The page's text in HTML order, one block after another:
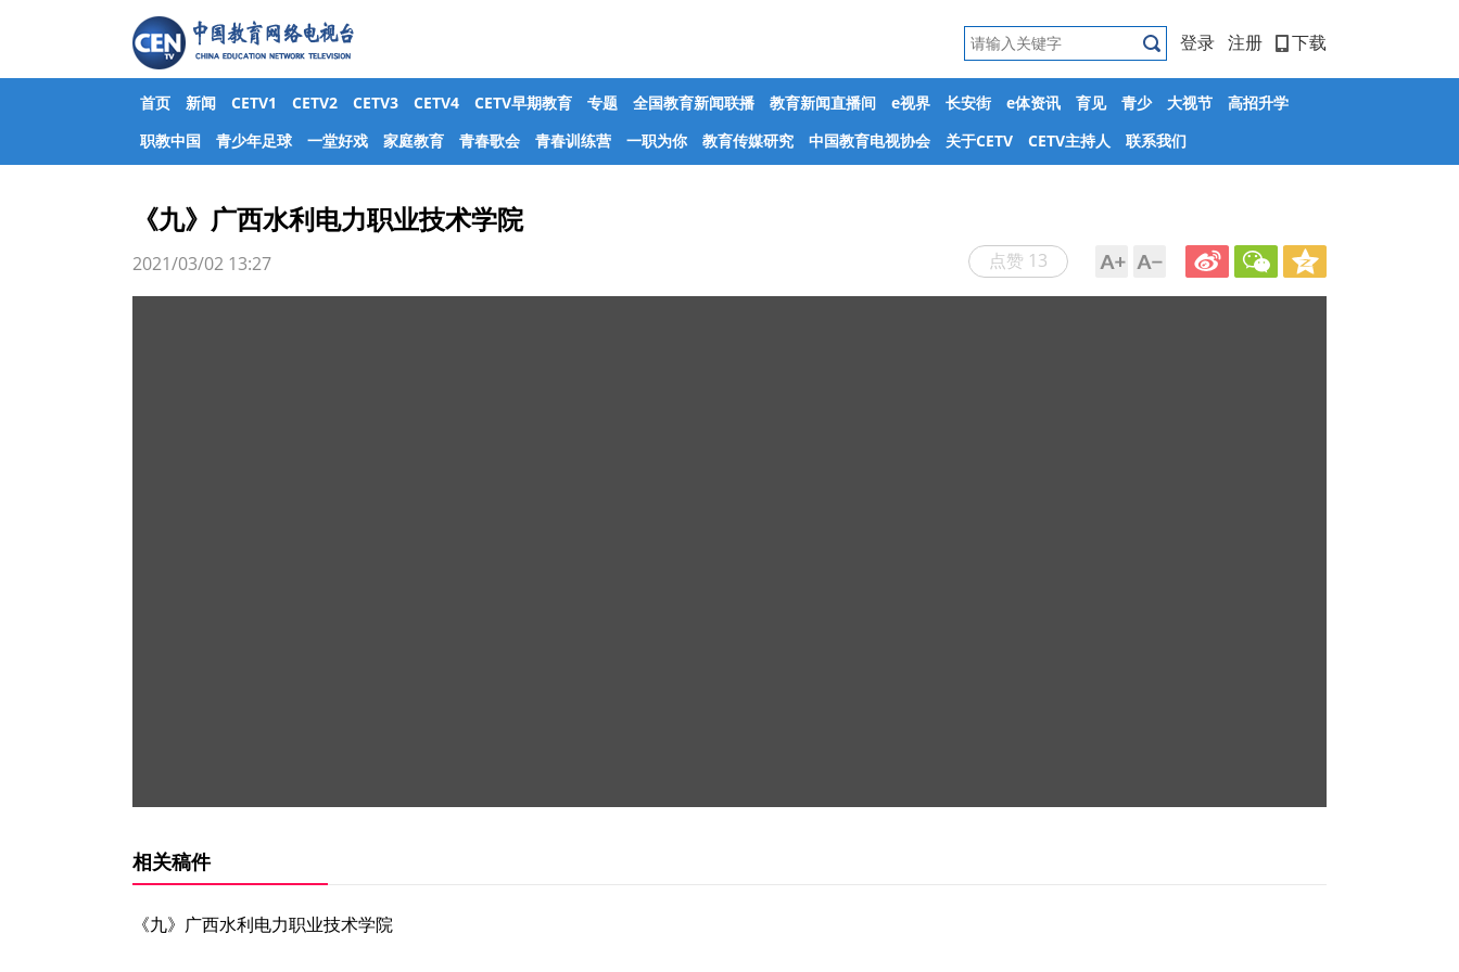
登录 注册 下载
首页 新闻 CETV1 CETV2 CETV3 CETV4 CETV早期教育 专题 全国教育新闻联播 教育新闻直播间 e视界 长安街 e体资讯 育见 青少 大视节
高招升学
职教中国
青少年足球 一堂好戏 家庭教育 青春歌会 青春训练营 一职为你 教育传媒研究 中国教育电视协会 关于CETV CETV主持人 联系我们
《九》广西水利电力职业技术学院
点赞 13
2021/03/02 13:27
相关稿件
《九》广西水利电力职业技术学院